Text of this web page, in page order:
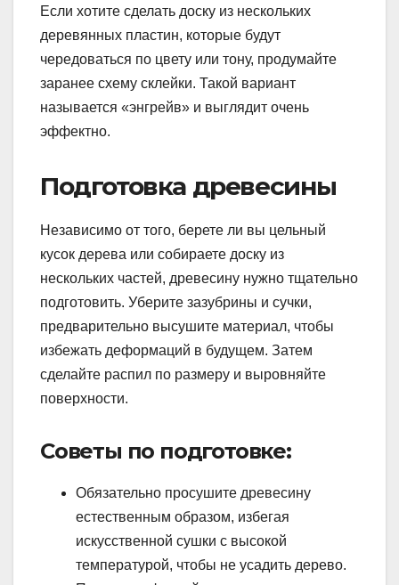
Если хотите сделать доску из нескольких
деревянных пластин, которые будут
чередоваться по цвету или тону, продумайте
заранее схему склейки. Такой вариант
называется «энгрейв» и выглядит очень
эффектно.
Подготовка древесины
Независимо от того, берете ли вы цельный
кусок дерева или собираете доску из
нескольких частей, древесину нужно тщательно
подготовить. Уберите зазубрины и сучки,
предварительно высушите материал, чтобы
избежать деформаций в будущем. Затем
сделайте распил по размеру и выровняйте
поверхности.
Советы по подготовке:
Обязательно просушите древесину
естественным образом, избегая
искусственной сушки с высокой
температурой, чтобы не усадить дерево.